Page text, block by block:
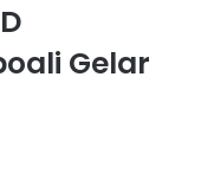
Gelar